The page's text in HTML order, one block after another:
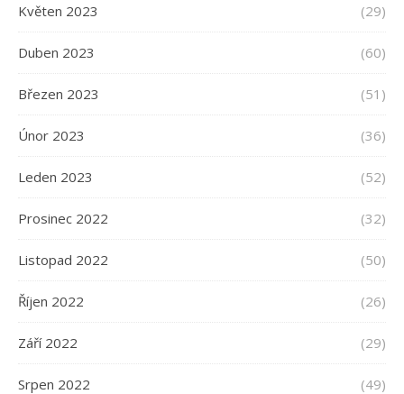
Květen 2023 (29)
Duben 2023 (60)
Březen 2023 (51)
Únor 2023 (36)
Leden 2023 (52)
Prosinec 2022 (32)
Listopad 2022 (50)
Říjen 2022 (26)
Září 2022 (29)
Srpen 2022 (49)